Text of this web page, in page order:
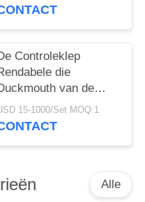
voor
Controleklep
die
van de
voor
wordt
15-1000/Set MOQ:1
Alle